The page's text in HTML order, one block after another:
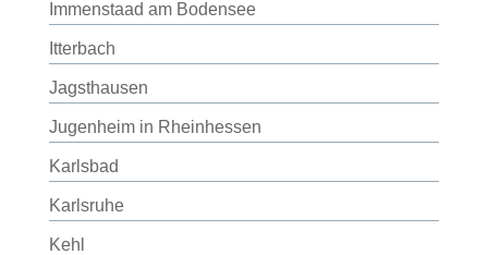
Immenstaad am Bodensee
Itterbach
Jagsthausen
Jugenheim in Rheinhessen
Karlsbad
Karlsruhe
Kehl